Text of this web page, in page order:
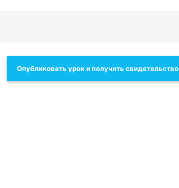
Опубликовать урок и получить свидетельство